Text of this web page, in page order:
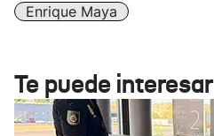
Enrique Maya
Te puede interesar